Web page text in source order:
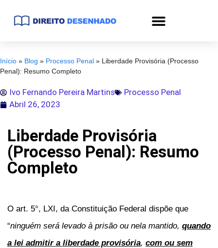
Início » Blog » Processo Penal » Liberdade Provisória (Processo
Penal): Resumo Completo
Ivo Fernando Pereira Martins
Processo Penal
Abril 26, 2023
Liberdade Provisória
(Processo Penal): Resumo
Completo
O art. 5°, LXI, da Constituição Federal dispõe que
“ninguém será levado à prisão ou nela mantido, quando
a lei admitir a liberdade provisória, com ou sem